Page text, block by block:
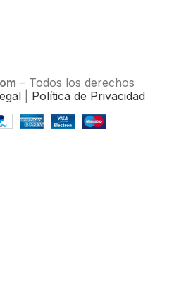
– Todos los derechos
Política de Privacidad